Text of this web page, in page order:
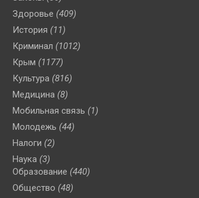
Здоровье (409)
История (11)
Криминал (1012)
Крым (1177)
Культура (816)
Медицина (8)
Мобильная связь (1)
Молодежь (44)
Налоги (2)
Наука (3)
Образование (440)
Общество (48)